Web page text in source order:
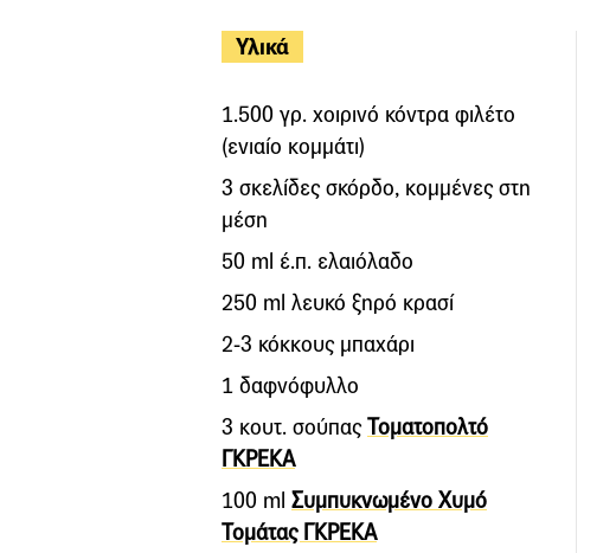
Υλικά
1.500 γρ. χοιρινό κόντρα φιλέτο
(ενιαίο κοµµάτι)
3 σκελίδες σκόρδο, κομμένες στη
μέση
50 ml έ.π. ελαιόλαδο
250 ml λευκό ξηρό κρασί
2-3 κόκκους μπαχάρι
1 δαφνόφυλλο
3 κουτ. σούπας Τοματοπολτό
ΓΚΡΕΚΑ
100 ml Συμπυκνωμένο Χυμό
Τομάτας ΓΚΡΕΚΑ